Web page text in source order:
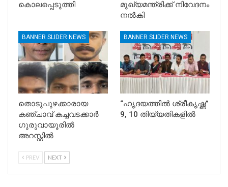
കൊലപ്പെടുത്തി
മുഖ്യമന്ത്രിക്ക് നിവേദനം
നൽകി
BANNER SLIDER NEWS
തൊടുപുഴക്കാരായ
കഞ്ചാവ് കച്ചവടക്കാർ
ഗുരുവായൂരിൽ
അറസ്റ്റിൽ
BANNER SLIDER NEWS
“ഹൃദയത്തിൽ ശ്രീകൃഷ്ണ”
9, 10 തിയ്യതികളിൽ
PREV NEXT